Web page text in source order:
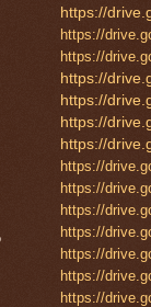
https://
https://
https://
https://
https://
https://
https://
https://
https://
https://
https://
https://
https://
https://